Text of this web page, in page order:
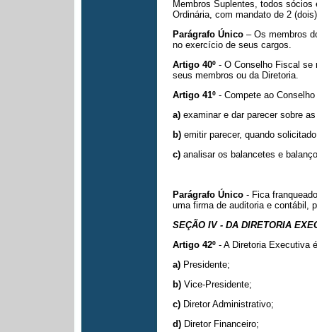
Membros Suplentes, todos
Ordinária, com mandato de 2
Parágrafo Único – Os membros
no exercício de seus cargos.
Artigo 40º - O Conselho Fiscal se
seus membros ou da Diretoria.
Artigo 41º - Compete ao
a) examinar e dar parecer sobre
b) emitir parecer, quando
c) analisar os balancetes e
Parágrafo Único - Fica
uma firma de auditoria e contábil,
SEÇÃO IV - DA DIRETORIA
Artigo 42º - A Diretoria Executiva
a) Presidente;
b) Vice-Presidente;
c) Diretor Administrativo;
d) Diretor Financeiro;